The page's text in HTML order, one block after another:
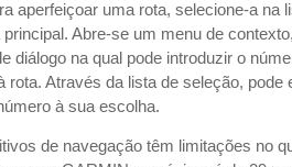
aperfeiçoar uma rota, selecione-a na
Abre-se um menu de
diálogo na qual pode introduzir o
Através da lista de seleção, pode
à sua escolha.
de navegação têm limitações no